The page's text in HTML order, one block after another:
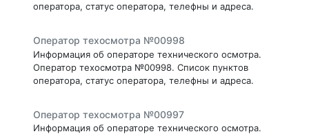
оператора, статус оператора, телефны и адреса.
Оператор техосмотра №00998
Информация об операторе технического осмотра.
Оператор техосмотра №00998. Список пунктов
оператора, статус оператора, телефны и адреса.
Оператор техосмотра №00997
Информация об операторе технического осмотра.